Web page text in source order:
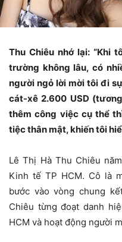
Thu Chiêu nhớ lại: “Khi
trường không lâu, có
người ngỏ lời mời tôi đi
cát-xê 2.600 USD
thêm công việc cụ thể
tiệc thân mật, khiến tôi
Lê Thị Hà Thu Chiêu
Kinh tế TP HCM. Cô là
bước vào vòng chung
Chiêu từng đoạt danh
HCM và hoạt động người